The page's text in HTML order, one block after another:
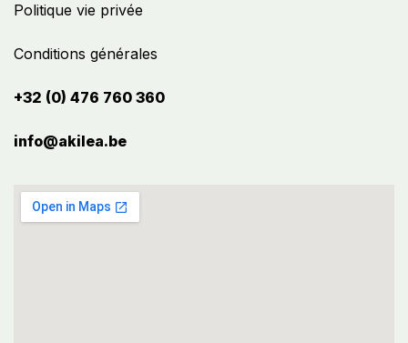
Politique vie privée
Conditions générales
+32 (0) 476 760 360
info@akilea.be​